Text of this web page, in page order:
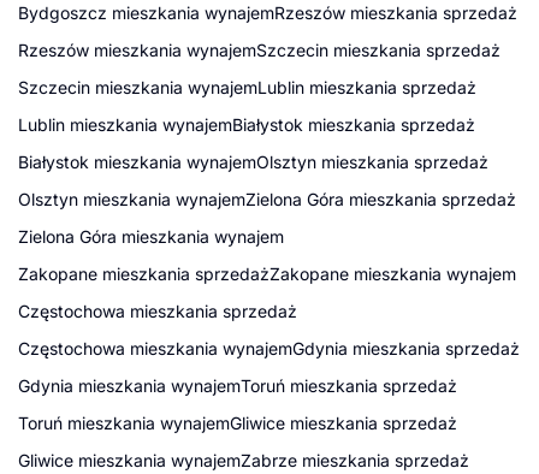
Bydgoszcz mieszkania wynajemRzeszów mieszkania sprzedaż
Rzeszów mieszkania wynajemSzczecin mieszkania sprzedaż
Szczecin mieszkania wynajemLublin mieszkania sprzedaż
Lublin mieszkania wynajemBiałystok mieszkania sprzedaż
Białystok mieszkania wynajemOlsztyn mieszkania sprzedaż
Olsztyn mieszkania wynajemZielona Góra mieszkania sprzedaż
Zielona Góra mieszkania wynajem
Zakopane mieszkania sprzedażZakopane mieszkania wynajem
Częstochowa mieszkania sprzedaż
Częstochowa mieszkania wynajemGdynia mieszkania sprzedaż
Gdynia mieszkania wynajemToruń mieszkania sprzedaż
Toruń mieszkania wynajemGliwice mieszkania sprzedaż
Gliwice mieszkania wynajemZabrze mieszkania sprzedaż